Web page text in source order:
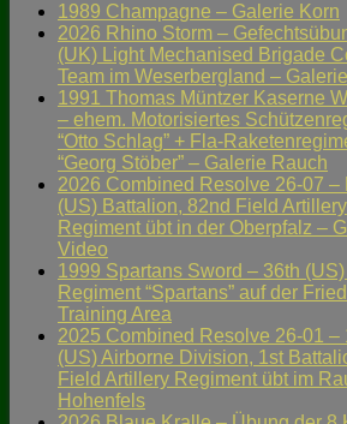
1989 Champagne – Galerie Korn
2026 Rhino Storm –
(UK) Light Mechanised Brigade
Team im Weserbergland –
1991 Thomas Müntzer Kaserne
– ehem. Motorisiertes
“Otto Schlag” + Fla-
“Georg Stöber” – Galerie Rauch
2026 Combined Resolve 26-07 –
(US) Battalion, 82nd Field Artillery
Regiment übt in der Oberpfalz –
Video
1999 Spartans Sword – 36th
Regiment “Spartans” auf der
Training Area
2025 Combined Resolve 26-01 –
(US) Airborne Division, 1st
Field Artillery Regiment übt im
Hohenfels